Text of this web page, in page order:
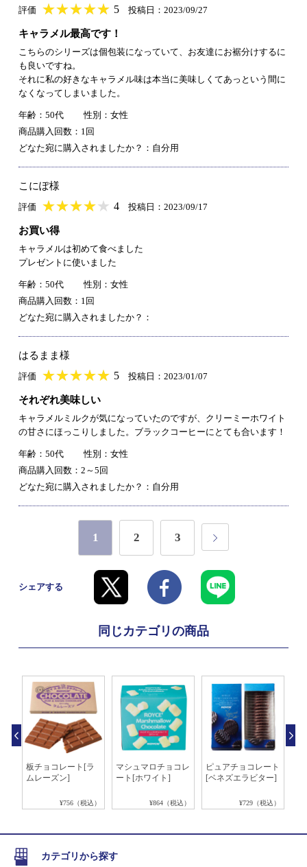
評価 ★★★★★
★★★★★ 5 投稿日：2023/09/27
キャラメル最高です！
こちらのシリーズは個包装になっていて、お友達にお裾分けするに
も良いですね。
それに私の好きなキャラメル味は本当に美味しくてあっという間に
なくなってしまいました。
年齢：50代
性別：女性
商品購入回数：1回
どなた宛に購入されましたか？：自分用
こにぽ様
評価 ★★★★★
★★★★★ 4 投稿日：2023/09/17
お買い得
キャラメルは初めて食べました
プレゼントに使いました
年齢：50代
性別：女性
商品購入回数：1回
どなた宛に購入されましたか？：
はるまま様
評価 ★★★★★
★★★★★ 5 投稿日：2023/01/07
それぞれ美味しい
キャラメルミルクが気になっていたのですが、クリーミーホワイト
の甘さにほっこりしました。ブラックコーヒーにとても合います！
年齢：50代
性別：女性
商品購入回数：2～5回
どなた宛に購入されましたか？：自分用
1 2 3
シェアする
同じカテゴリの商品
板チョコレート[ラ
ムレーズン]
¥756（税込）
マシュマロチョコレ
ート[ホワイト]
¥864（税込）
ピュアチョコレート
[ベネズエラビター]
¥729（税込）
カテゴリから探す